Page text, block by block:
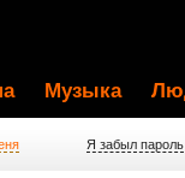
Музыка
Я забыл пароль